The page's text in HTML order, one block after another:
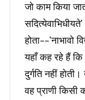
जो काम किया
होता--'नाभावो
यहाँ कह रहे हैं कि
दुर्गति नहीं
वह प्राणी किसी